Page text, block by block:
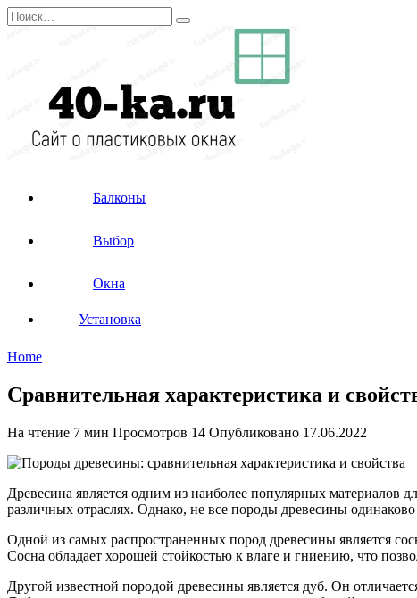
Перейти
к
Search
for:
Балконы
Выбор
Окна
Установка
Home
Сравнительная характеристика и
На чтение 7 мин Просмотров 14 Опубликовано 17.06.2022
Древесина является одним из наиболее популярных материалов
различных отраслях. Однако, не все породы древесины
Одной из самых распространенных пород древесины является
Сосна обладает хорошей стойкостью к влаге и гниению, что
Другой известной породой древесины является дуб. Он